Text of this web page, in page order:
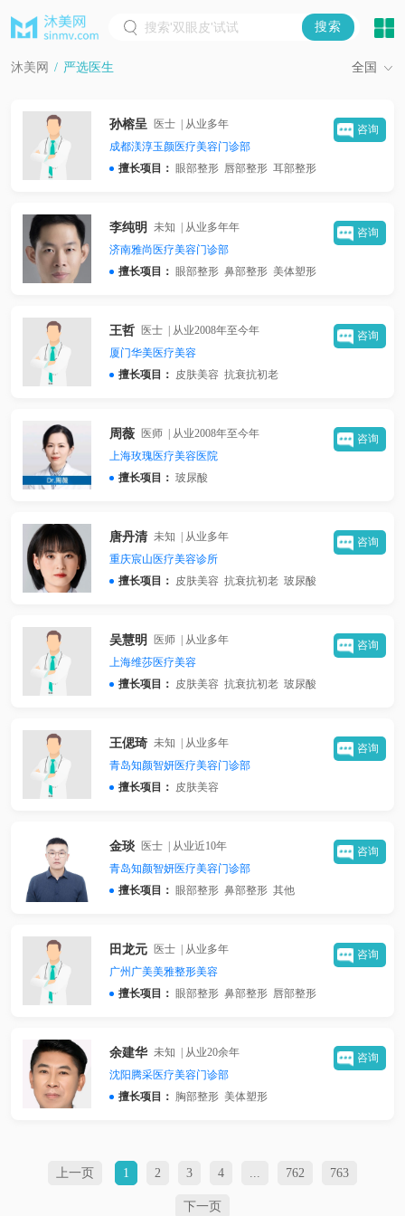
沐美网 / 严选医生 全国
孙榕呈
医士 | 从业多年
成都渼淳玉颜医疗美容门诊部
擅长项目： 眼部整形 唇部整形 耳部整形
咨询
李纯明
未知 | 从业多年年
济南雅尚医疗美容门诊部
擅长项目： 眼部整形 鼻部整形 美体塑形
咨询
王哲 医士 | 从业2008年至今年
厦门华美医疗美容
擅长项目：
皮肤美容 抗衰抗初老
咨询
周薇 医师 | 从业2008年至今年
上海玫瑰医疗美容医院
擅长项目： 玻尿酸
咨询
唐丹清 未知 | 从业多年
重庆宸山医疗美容诊所
擅长项目：
皮肤美容 抗衰抗初老 玻尿酸
咨询
吴慧明
医师 | 从业多年
上海维莎医疗美容
擅长项目：
皮肤美容 抗衰抗初老 玻尿酸
咨询
王偲琦 未知 | 从业多年
青岛知颜智妍医疗美容门诊部
擅长项目：
皮肤美容
咨询
金琰 医士 | 从业近10年
青岛知颜智妍医疗美容门诊部
擅长项目： 眼部整形 鼻部整形 其他
咨询
田龙元 医士 | 从业多年
广州广美美雅整形美容
擅长项目： 眼部整形 鼻部整形 唇部整形
咨询
余建华 未知 | 从业20余年
沈阳腾采医疗美容门诊部
擅长项目： 胸部整形 美体塑形
咨询
上一页 1 2 3 4 ... 762 763
下一页